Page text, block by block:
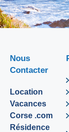
Nous
Contacter
Location
Vacances
Corse .com
Résidence